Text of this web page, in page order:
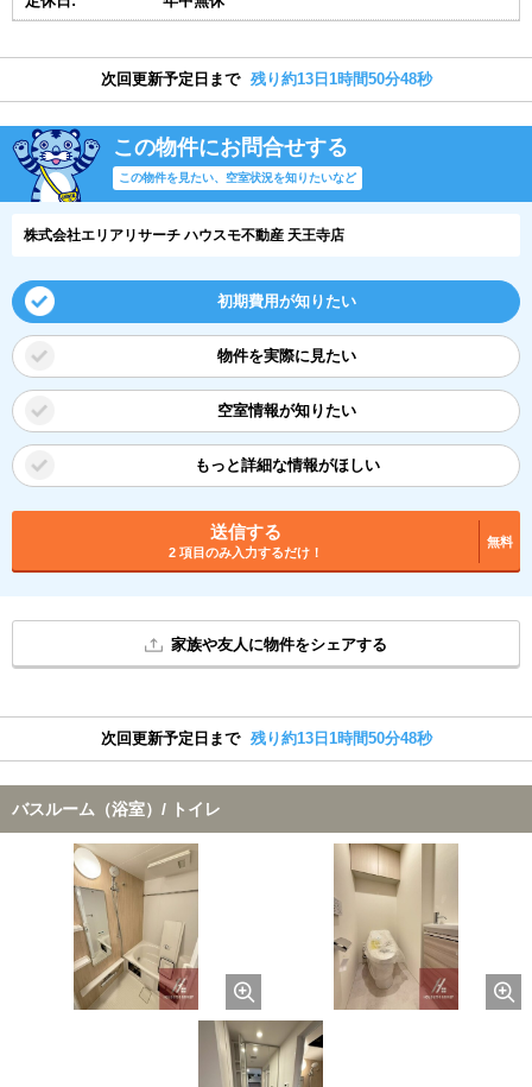
次回更新予定日まで 残り約13日1時間50分47秒
この物件にお問合せする
この物件を見たい、空室状況を知りたいなど
株式会社エリアリサーチ ハウスモ不動産 天王寺店
初期費用が知りたい
物件を実際に見たい
空室情報が知りたい
もっと詳細な情報がほしい
送信する
2 項目のみ入力するだけ！
無料
家族や友人に物件をシェアする
次回更新予定日まで 残り約13日1時間50分47秒
バスルーム（浴室）/ トイレ